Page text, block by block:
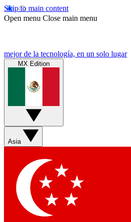
Skip to main content
Open menu Close main menu
mejor de la tecnología, en un solo lugar
MX Edition
Asia